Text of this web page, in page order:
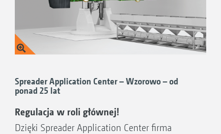
Spreader Application Center – Wzorowo – od
ponad 25 lat
Regulacja w roli głównej!
Dzięki Spreader Application Center firma